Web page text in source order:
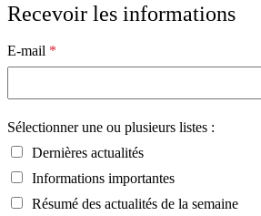
Recevoir les informations
E-mail *
Sélectionner une ou plusieurs listes :
Dernières actualités
Informations importantes
Résumé des actualités de la semaine